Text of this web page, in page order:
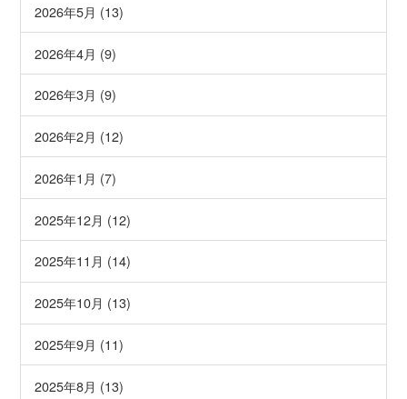
2026年5月 (13)
2026年4月 (9)
2026年3月 (9)
2026年2月 (12)
2026年1月 (7)
2025年12月 (12)
2025年11月 (14)
2025年10月 (13)
2025年9月 (11)
2025年8月 (13)